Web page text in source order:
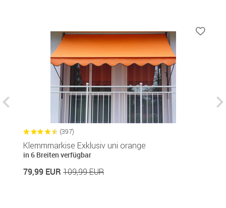
(397)
Klemmmarkise Exklusiv uni orange
in 6 Breiten verfügbar
79,99 EUR 109,99 EUR